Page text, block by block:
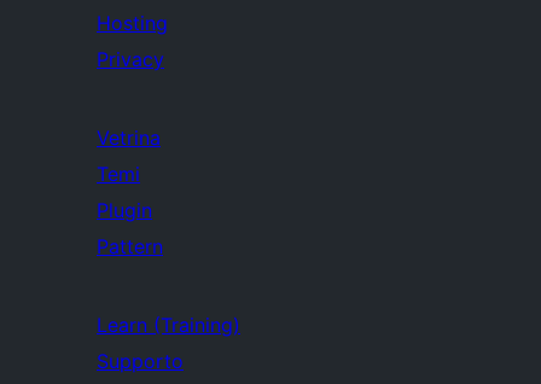
Hosting
Privacy
Vetrina
Temi
Plugin
Pattern
Learn (Training)
Supporto